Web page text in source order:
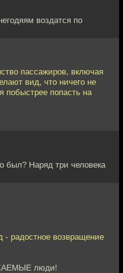
воздатся по
пассажиров, включая
вид, что ничего не
побыстрее попасть на
был? Наряд три человека
радостное возвращение
люди!